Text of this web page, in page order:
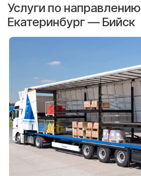
Услуги по направлению
Екатеринбург — Бийск